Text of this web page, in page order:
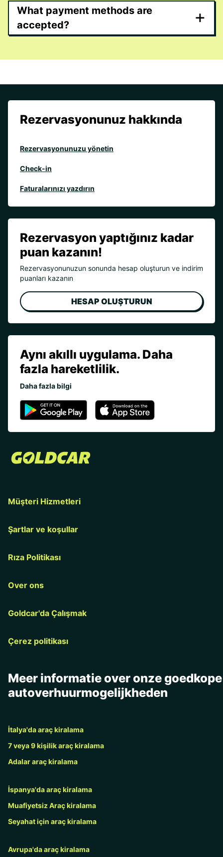
What payment methods are
accepted?
+
Rezervasyonunuz hakkında
Rezervasyonunuzu yönetin
Check-in
Faturalarınızı yazdırın
Rezervasyon yaptığınız kadar
puan kazanın!
Rezervasyonunuzun sonunda hesap oluşturun ve indirim
puanları kazanın
HESAP OLUŞTURUN
Aynı akıllı uygulama. Daha
fazla hareketlilik.
Daha fazla bilgi
Müşteri Hizmetleri
Şartlar ve koşullar
Rıza Politikası
Over ons
Goldcar'da Çalışmak
Çerez politikası
Meer informatie over onze goedkope
autoverhuurmogelijkheden
İtalya'da araç kiralama
7 veya 9 kişilik araç kiralama
Adalar araç kiralama
İspanya'da araç kiralama
Muafiyetsiz Araç kiralama
Seyahat için araç kiralama
Avrupa'da araç kiralama